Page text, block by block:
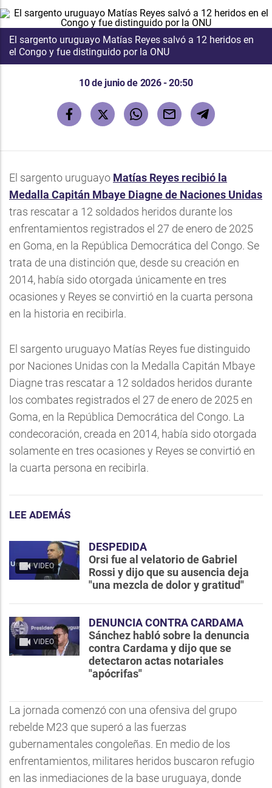
El sargento uruguayo Matías Reyes salvó a 12 heridos en
el Congo y fue distinguido por la ONU
10 de junio de 2026 - 20:50
El sargento uruguayo Matías Reyes recibió la
Medalla Capitán Mbaye Diagne de Naciones Unidas
tras rescatar a 12 soldados heridos durante los
enfrentamientos registrados el 27 de enero de 2025
en Goma, en la República Democrática del Congo. Se
trata de una distinción que, desde su creación en
2014, había sido otorgada únicamente en tres
ocasiones y Reyes se convirtió en la cuarta persona
en la historia en recibirla.
El sargento uruguayo Matías Reyes fue distinguido
por Naciones Unidas con la Medalla Capitán Mbaye
Diagne tras rescatar a 12 soldados heridos durante
los combates registrados el 27 de enero de 2025 en
Goma, en la República Democrática del Congo. La
condecoración, creada en 2014, había sido otorgada
solamente en tres ocasiones y Reyes se convirtió en
la cuarta persona en recibirla.
LEE ADEMÁS
VIDEO
DESPEDIDA
Orsi fue al velatorio de Gabriel
Rossi y dijo que su ausencia deja
"una mezcla de dolor y gratitud"
VIDEO
DENUNCIA CONTRA CARDAMA
Sánchez habló sobre la denuncia
contra Cardama y dijo que se
detectaron actas notariales
"apócrifas"
La jornada comenzó con una ofensiva del grupo
rebelde M23 que superó a las fuerzas
gubernamentales congoleñas. En medio de los
enfrentamientos, militares heridos buscaron refugio
en las inmediaciones de la base uruguaya, donde